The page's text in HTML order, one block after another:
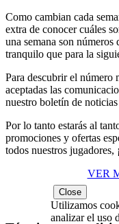
Como cambian cada
extra de conocer cuáles
una semana son
tranquilo que para la
Para descubrir el número
aceptadas las
nuestro boletín de noticias
Por lo tanto estarás al
promociones y ofertas
todos nuestros jugadores,
VER
Close
Utilizamos
analizar el uso